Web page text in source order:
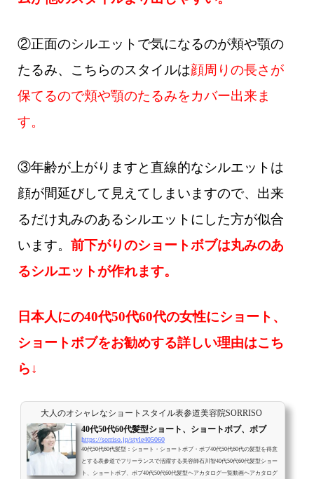
②正面のシルエットで気になるのが頬や顎の
たるみ、こちらのスタイルは顔周りの長さが
保てるので頬や顎のたるみをカバー出来ま
す。
③年齢が上がりますと直線的なシルエットは
顔が間延びして見えてしまいますので、出来
るだけ丸みのあるシルエットにした方が似合
います。 前下がりのショートボブは丸みのあ
るシルエットが作れます。
日本人にの40代50代60代の女性にショート、
ショートボブをお勧めする詳しい理由はこち
ら↓
大人のオシャレなショートスタイル表参道美容院SORRISO
40代50代60代髪型ショート、ショートボブ、ボブ
https://sorriso.jp/style405060
40代50代60代髪型：ショート・ショートボブ・ボブ40代50代60代の髪型を得意
とする表参道でフリーランスで活躍する美容師石川智40代50代60代髪型ショー
ト、ショートボブ、ボブ40代50代60代髪型ヘアカタログ一覧動画ヘアカタログ